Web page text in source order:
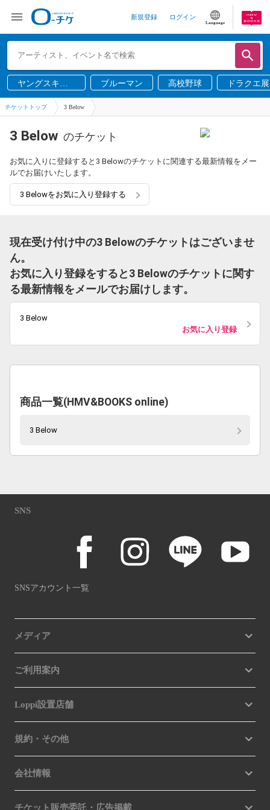
新規登録 ログイン
Language
ヤングスキニ
ー
ブルーマン 高校野球 ドラクエ展
チケットトップ 3 Below
3 Below のチケット
お気に入りに登録すると3 Belowのチケットに関連する最新情報をメー
ルでお届けいたします。
3 Belowをお気に入り登録する
現在受け付け中の3 Belowのチケットはございませ
ん。
お気に入り登録をすると3 Belowのチケットに関す
る最新情報をメールでお届けします。
3 Below
お気に入り登録
商品一覧(HMV&BOOKS online)
3 Below
SNS
SNSアカウント一覧
メディア
ご利用案内
Loppi設置店舗
規約・その他
会社情報
チケット販売委託・広告掲載